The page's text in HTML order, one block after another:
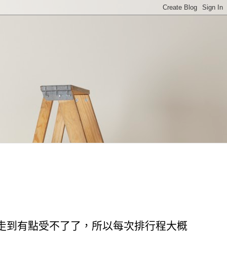
有點受不了了，所以每次排行程大概